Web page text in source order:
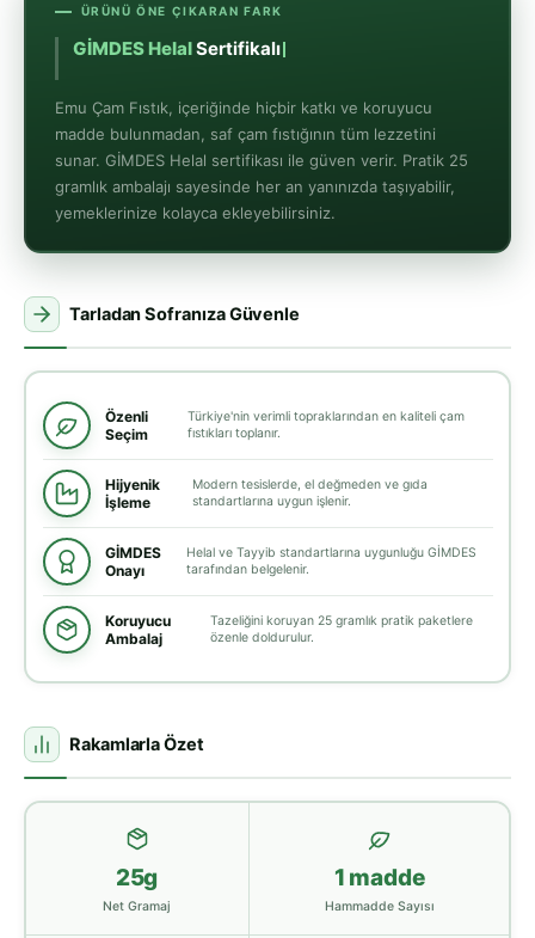
ÜRÜNÜ ÖNE ÇIKARAN FARK
GİMDES HelalSertifikalı
Emu Çam Fıstık, içeriğinde hiçbir katkı ve koruyucu
madde bulunmadan, saf çam fıstığının tüm lezzetini
sunar. GİMDES Helal sertifikası ile güven verir. Pratik 25
gramlık ambalajı sayesinde her an yanınızda taşıyabilir,
yemeklerinize kolayca ekleyebilirsiniz.
Tarladan Sofranıza Güvenle
Özenli
Seçim
Türkiye'nin verimli topraklarından en kaliteli çam
fıstıkları toplanır.
Hijyenik
İşleme
Modern tesislerde, el değmeden ve gıda
standartlarına uygun işlenir.
GİMDES
Onayı
Helal ve Tayyib standartlarına uygunluğu GİMDES
tarafından belgelenir.
Koruyucu
Ambalaj
Tazeliğini koruyan 25 gramlık pratik paketlere
özenle doldurulur.
Rakamlarla Özet
25g
Net Gramaj
1 madde
Hammadde Sayısı